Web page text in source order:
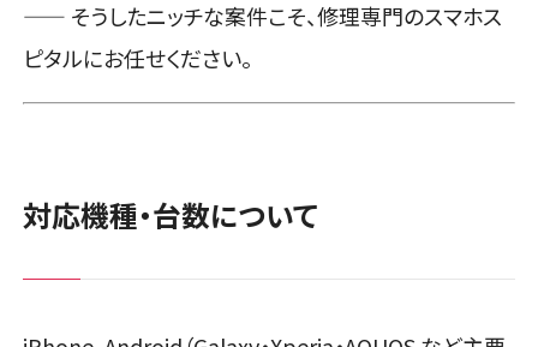
—— そうしたニッチな案件こそ、修理専門のスマホス
ピタルにお任せください。
対応機種・台数について